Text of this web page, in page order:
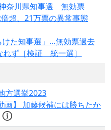
奈川県知事選 無効票
超、21万票の異常事態
けた知事選」…無効票過去
れず［検証 統一選］
方選挙2023
画】 加藤候補には勝ちたか